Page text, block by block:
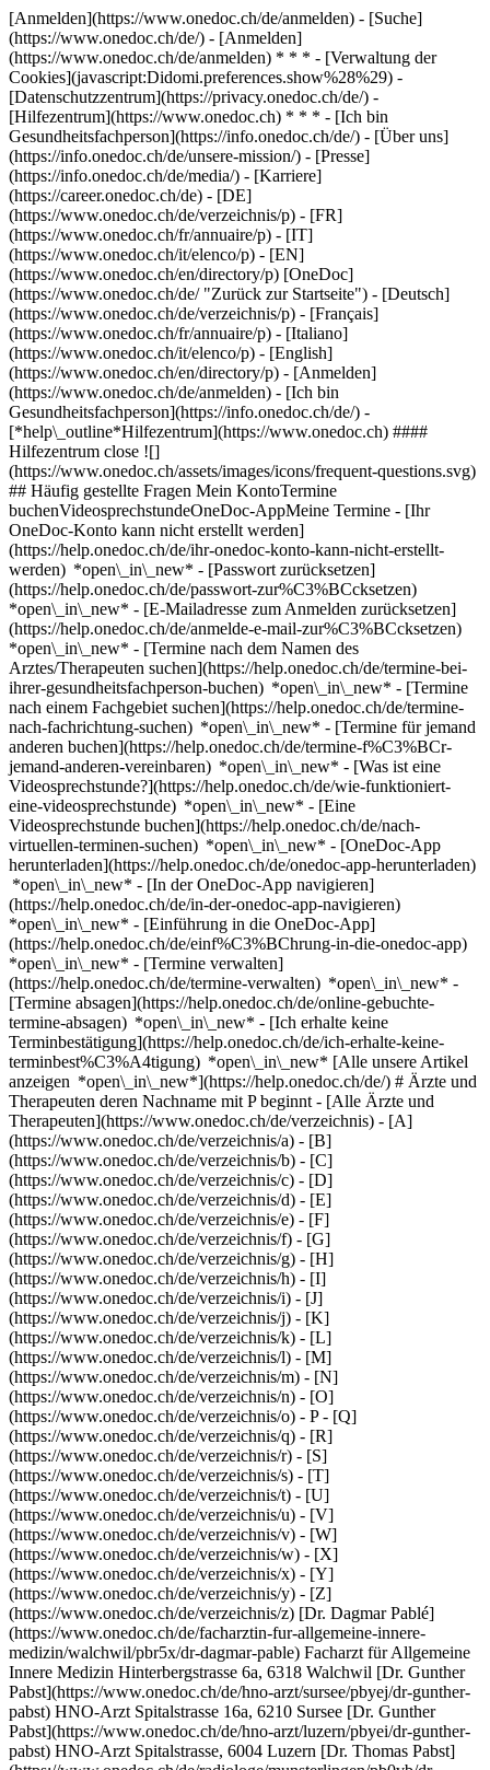
[Anmelden](https://www.onedoc.ch/de/anmelden) - [Suche]
(https://www.onedoc.ch/de/) - [Anmelden]
(https://www.onedoc.ch/de/anmelden) * * * - [Verwaltung der
Cookies](javascript:Didomi.preferences.show%28%29) -
[Datenschutzzentrum](https://privacy.onedoc.ch/de/) -
[Hilfezentrum](https://www.onedoc.ch) * * * - [Ich bin
Gesundheitsfachperson](https://info.onedoc.ch/de/) - [Über uns]
(https://info.onedoc.ch/de/unsere-mission/) - [Presse]
(https://info.onedoc.ch/de/media/) - [Karriere]
(https://career.onedoc.ch/de) - [DE]
(https://www.onedoc.ch/de/verzeichnis/p) - [FR]
(https://www.onedoc.ch/fr/annuaire/p) - [IT]
(https://www.onedoc.ch/it/elenco/p) - [EN]
(https://www.onedoc.ch/en/directory/p) [OneDoc]
(https://www.onedoc.ch/de/ "Zurück zur Startseite") - [Deutsch]
(https://www.onedoc.ch/de/verzeichnis/p) - [Français]
(https://www.onedoc.ch/fr/annuaire/p) - [Italiano]
(https://www.onedoc.ch/it/elenco/p) - [English]
(https://www.onedoc.ch/en/directory/p) - [Anmelden]
(https://www.onedoc.ch/de/anmelden) - [Ich bin
Gesundheitsfachperson](https://info.onedoc.ch/de/) -
[*help\_outline*Hilfezentrum](https://www.onedoc.ch) ####
Hilfezentrum close ![]
(https://www.onedoc.ch/assets/images/icons/frequent-questions.svg)
## Häufig gestellte Fragen Mein KontoTermine
buchenVideosprechstundeOneDoc-AppMeine Termine - [Ihr
OneDoc-Konto kann nicht erstellt werden]
(https://help.onedoc.ch/de/ihr-onedoc-konto-kann-nicht-erstellt-
werden) *open\_in\_new* - [Passwort zurücksetzen]
(https://help.onedoc.ch/de/passwort-zur%C3%BCcksetzen)
*open\_in\_new* - [E-Mailadresse zum Anmelden zurücksetzen]
(https://help.onedoc.ch/de/anmelde-e-mail-zur%C3%BCcksetzen)
*open\_in\_new* - [Termine nach dem Namen des
Arztes/Therapeuten suchen](https://help.onedoc.ch/de/termine-bei-
ihrer-gesundheitsfachperson-buchen) *open\_in\_new* - [Termine
nach einem Fachgebiet suchen](https://help.onedoc.ch/de/termine-
nach-fachrichtung-suchen) *open\_in\_new* - [Termine für jemand
anderen buchen](https://help.onedoc.ch/de/termine-f%C3%BCr-
jemand-anderen-vereinbaren) *open\_in\_new* - [Was ist eine
Videosprechstunde?](https://help.onedoc.ch/de/wie-funktioniert-
eine-videosprechstunde) *open\_in\_new* - [Eine
Videosprechstunde buchen](https://help.onedoc.ch/de/nach-
virtuellen-terminen-suchen) *open\_in\_new* - [OneDoc-App
herunterladen](https://help.onedoc.ch/de/onedoc-app-herunterladen)
*open\_in\_new* - [In der OneDoc-App navigieren]
(https://help.onedoc.ch/de/in-der-onedoc-app-navigieren)
*open\_in\_new* - [Einführung in die OneDoc-App]
(https://help.onedoc.ch/de/einf%C3%BChrung-in-die-onedoc-app)
*open\_in\_new* - [Termine verwalten](https://help.onedoc.ch/de/termine-verwalten) *open\_in\_new* - [Termine absagen](https://help.onedoc.ch/de/online-gebuchte-termine-absagen) *open\_in\_new* - [Ich erhalte keine Terminbestätigung](https://help.onedoc.ch/de/ich-erhalte-keine-terminbest%C3%A4tigung) *open\_in\_new* [Alle unsere Artikel anzeigen *open\_in\_new*](https://help.onedoc.ch/de/) # Ärzte und Therapeuten deren Nachname mit P beginnt - [Alle Ärzte und Therapeuten](https://www.onedoc.ch/de/verzeichnis) - [A](https://www.onedoc.ch/de/verzeichnis/a) - [B](https://www.onedoc.ch/de/verzeichnis/b) - [C](https://www.onedoc.ch/de/verzeichnis/c) - [D](https://www.onedoc.ch/de/verzeichnis/d) - [E](https://www.onedoc.ch/de/verzeichnis/e) - [F](https://www.onedoc.ch/de/verzeichnis/f) - [G](https://www.onedoc.ch/de/verzeichnis/g) - [H](https://www.onedoc.ch/de/verzeichnis/h) - [I](https://www.onedoc.ch/de/verzeichnis/i) - [J](https://www.onedoc.ch/de/verzeichnis/j) - [K](https://www.onedoc.ch/de/verzeichnis/k) - [L](https://www.onedoc.ch/de/verzeichnis/l) - [M](https://www.onedoc.ch/de/verzeichnis/m) - [N](https://www.onedoc.ch/de/verzeichnis/n) - [O](https://www.onedoc.ch/de/verzeichnis/o) - P - [Q](https://www.onedoc.ch/de/verzeichnis/q) - [R](https://www.onedoc.ch/de/verzeichnis/r) - [S](https://www.onedoc.ch/de/verzeichnis/s) - [T](https://www.onedoc.ch/de/verzeichnis/t) - [U](https://www.onedoc.ch/de/verzeichnis/u) - [V](https://www.onedoc.ch/de/verzeichnis/v) - [W](https://www.onedoc.ch/de/verzeichnis/w) - [X](https://www.onedoc.ch/de/verzeichnis/x) - [Y](https://www.onedoc.ch/de/verzeichnis/y) - [Z](https://www.onedoc.ch/de/verzeichnis/z) [Dr. Dagmar Pablé](https://www.onedoc.ch/de/facharztin-fur-allgemeine-innere-medizin/walchwil/pbr5x/dr-dagmar-pable) Facharzt für Allgemeine Innere Medizin Hinterbergstrasse 6a, 6318 Walchwil [Dr. Gunther Pabst](https://www.onedoc.ch/de/hno-arzt/sursee/pbyej/dr-gunther-pabst) HNO-Arzt Spitalstrasse 16a, 6210 Sursee [Dr. Gunther Pabst](https://www.onedoc.ch/de/hno-arzt/luzern/pbyei/dr-gunther-pabst) HNO-Arzt Spitalstrasse, 6004 Luzern [Dr. Thomas Pabst](https://www.onedoc.ch/de/radiologe/munsterlingen/pb0vb/dr-thomas-pabst) Radiologe Spitalcampus 1, 8596 Münsterlingen [Prof. Thomas Niklaus Pabst](https://www.onedoc.ch/de/onkologe/bern/p6ni/prof-thomas-niklaus-pabst) Onkologe Lory-Haus, Freiburgstrasse 41G, 3010 Bern [Dr. Werner Lukas Pabst](https://www.onedoc.ch/de/kinderarzt/zurich/pbmhg/dr-werner-lukas-pabst) Kinderarzt Weinbergstrasse 151, 8006 Zürich [Dr. Catherine Paccaud](https://www.onedoc.ch/de/kinderarztin/moudon/pbgtb/dr-catherine-paccaud) Kinderarzt Rue du Temple 5, 1510 Moudon [Dr. Yan Paccaud](https://www.onedoc.ch/de/kinderarzt/monthey/pbi37/dr-yan-paccaud) Kinderarzt Route du Martoret 29, 1870 Monthey [Dr. Anne Paccaud-Guisan](https://www.onedoc.ch/de/psychiaterin/corseaux/phv4/dr-anne-paccaud-guisan) Psychiater Chemin du Grand-Pin 14, 1802 Corseaux [Dr. Marie-Pascale Paccolat](https://www.onedoc.ch/de/psychiaterin/genf/pbga/dr-marie-pascale-paccolat) Psychiater Rue du Village-Suisse 12, 1205 Genf [Dr. Serge Johannes Pachaud](https://www.onedoc.ch/de/onkologe/arlesheim/pbtmb/dr-serge-johannes-pachaud) Onkologe Pfeffingerweg 1, 4144 Arlesheim [Frau Coralie Pache](https://www.onedoc.ch/de/osteopathin/estavayer-le-lac/pc1gf/coralie-pache) Osteopath Rue du Musée 2, 1470 Estavayer-le-Lac [Dr. François-Camille Pache](https://www.onedoc.ch/de/psychiater/yverdon-les-bains/pibq/dr-francois-camille-pache) Psychiater Avenue des Sports 28, 1400 Yverdon-les-Bains [Frau Rachel Pache](https://www.onedoc.ch/de/masseurin-klassische-massage/genf/pc3dx/rachel-pache) Masseur (klassische Massage) Rue Jean-Robert-Chouet 13, 1202 Genf [Dr. Thierry Pache](https://www.onedoc.ch/de/orthopadischer-chirurg/morges/pbr9l/dr-thierry-pache) Orthopädischer Chirurg Chemin du Crêt 2, 1110 Morges [Dr. Thierry-Daniel Pache](https://www.onedoc.ch/de/gynakologe-frauenarzt-und-geburtshelfer/montreux/pcan7/dr-thierry-daniel-pache) Gynäkologe (Frauenarzt und Geburtshelfer) Rue du Grammont 2, 1815 Montreux [Dr. Thierry-Daniel Pache](https://www.onedoc.ch/de/gynakologe-frauenarzt-und-geburtshelfer/lausanne/pb1wk/dr-thierry-daniel-pache) Gynäkologe (Frauenarzt und Geburtshelfer) Avenue Vinet 30, 1004 Lausanne [Dr. Thierry-Daniel Pache](https://www.onedoc.ch/de/gynakologe-frauenarzt-und-geburtshelfer/lausanne/pb1wj/dr-thierry-daniel-pache) Gynäkologe (Frauenarzt und Geburtshelfer) Avenue Ruchonnet 53, 1003 Lausanne [Frau Verónica Pacheco](https://www.onedoc.ch/de/allergologin-und-immunologin/zurich/pc1m9/veronica-pacheco) Allergologe und Immunologe Thurgauerstrasse 30, 8050 Zürich [Dr. Pascale Pache-Looten](https://www.onedoc.ch/de/facharztin-fur-allgemeine-innere-medizin/treyvaux/p6rm/dr-pascale-pache-looten) Facharzt für Allgemeine Innere Medizin Route d'Arconciel 3, 1733 Treyvaux [Dr. Urban Pachlatko](https://www.onedoc.ch/de/hausarzt-allgemeinmedizin/zurich/pbn85/dr-urban-pachlatko) Hausarzt (Allgemeinmedizin) Bleulerstrasse 80a, 8008 Zürich [Prof. Jana Pachlopnik Schmid](https://www.onedoc.ch/de/allergologin-und-immunologin/zurich/pb2ax/prof-jana-pachlopnik-schmid) Allergologe und Immunologe Steinwiesstrasse 75, 8032 Zürich [Frau Esther Pachmann](https://www.onedoc.ch/de/physiotherapeutin/hurden/pnp0/esther-pachmann) Physiotherapeut Alte Jonastrasse 24, 8640 Hurden [Dr. Joanna Paciorkowska](https://www.onedoc.ch/de/gynakologin-frauenarztin-und-geburtshelferin/st-gallen/pbzfj/dr-joanna-paciorkowska) Gynäkologe (Frauenarzt und Geburtshelfer) Rorschacher Strasse 95, 9007 St. Gallen [Dr. Michaël Packo](https://www.onedoc.ch/de/hausarzt-allgemeinmedizin/lausanne/pbie3/dr-michael-packo) Hausarzt (Allgemeinmedizin) Chemin de Champ-Soleil 11, 1012 Lausanne [Dr. Silvio Pacozzi](https://www.onedoc.ch/de/facharzt-fur-allgemeine-innere-medizin/brig/pbi38/dr-silvio-pacozzi) Facharzt für Allgemeine Innere Medizin Belalpstrasse 10, 3900 Brig [Dr. Alexia Padayachy](https://www.onedoc.ch/de/facharztin-fur-allgemeine-innere-medizin/plan-les-ouates/pckz1/dr-alexia-padayachy) Facharzt für Allgemeine Innere Medizin Chemin du Pré-du-Camp 4, 1228 Plan-les-Ouates [Dr. Bethany Padden](https://www.onedoc.ch/de/kinderarztin/affoltern-am-albis/pbjke/dr-bethany-padden) Kinderarzt Mühlebergstrasse 104, 8910 Affoltern am Albis [Dr. Miklos Padel](https://www.onedoc.ch/de/gynakologe-frauenarzt-und-geburtshelfer/st-gallen/pbdwf/dr-miklos-padel) Gynäkologe (Frauenarzt und Geburtshelfer) Brauerstrasse 95, 9016 St. Gallen [Dr. Philipp Padel](https://www.onedoc.ch/de/physikalischer-und-rehabilitationsmediziner/luzern/pba05/dr-philipp-padel) Physikalischer und Rehabilitationsmediziner Zentralstrasse 1, 6003 Luzern [Dr. Philipp Padel](https://www.onedoc.ch/de/physikalischer-und-rehabilitationsmediziner/luzern/pba06/dr-philipp-padel) Physikalischer und Rehabilitationsmediziner Sankt-Anna-Strasse 32, 6006 Luzern [Dr. Christian Martin Padevit](https://www.onedoc.ch/de/urologe/winterthur/pb3f7/dr-christian-martin-padevit) Urologe Brauerstrasse 15, 8400 Winterthur [Frau Veronica Padilla](https://www.onedoc.ch/de/podologin/bern/pcrmz/veronica-padilla) Podologe Thunstrasse 24, 3005 Bern [Dr. Daniela Padrón-Fragnière](https://www.onedoc.ch/de/gynakologin-frauenarztin-und-geburtshelferin/conthey/pcvlk/dr-daniela-padron-fragniere) Gynäkologe (Frauenarzt und Geburtshelfer) Rue du Collège 30, 1964 Conthey [Dr. Hanspeter Padrutt](https://www.onedoc.ch/de/psychiater/zurich/pbmhi/dr-hanspeter-padrutt) Psychiater Klosbachstrasse 73, 8032 Zürich [Dr. Ania Padrutt-Germann](https://www.onedoc.ch/de/psychiaterin/zurich/pbjkf/dr-ania-padrutt-germann) Psychiater Klosbachstrasse 73, 8032 Zürich [Dr. Christina Padua](https://www.onedoc.ch/de/chiropraktorin/zurich/pc3r3/dr-christina-padua) Chiropraktor Birmensdorferstrasse 1, 8004 Zürich [Dr. Frank Paech](https://www.onedoc.ch/de/chirurg/schaffhausen/pcw75/dr-frank-paech) Chirurg Mühlentalsträsschen 11, 8200 Schaffhausen [Dr. Frank Paech](https://www.onedoc.ch/de/chirurg/zurich/pcw77/dr-frank-paech) Chirurg Bellerivestrasse 3, 8008 Zürich [Dr. Susanne Paech](https://www.onedoc.ch/de/physiotherapeutin/schaffhausen/pcw76/dr-susanne-paech) Physiotherapeut Mühlentalsträsschen 11, 8200 Schaffhausen [Prof. Dr. med. Daniela Paepke](https://www.onedoc.ch/de/gynakologin-frauenarztin-und-geburtshelferin/zurich/pc1b4/prof-dr-med-daniela-paepke) Gynäkologe (Frauenarzt und Geburtshelfer) Kreuzbühlstrasse 1, 8008 Zürich [Frau Yasmine Paez](https://www.onedoc.ch/de/podologin/blonay/pb7ga/yasmine-paez) Podologe Route du Village 14, 1807 Blonay [Dr. Davide Pagani](https://www.onedoc.ch/de/facharzt-fur-allgemeine-innere-medizin/brissago/pb0hp/dr-davide-pagani) Facharzt für Allgemeine Innere Medizin Via Crodolo 18, 6614 Brissago [Dr. Jean-Luc Pagani](https://www.onedoc.ch/de/intensivmediziner/lausanne/pb1wl/dr-jean-luc-pagani) Intensivmediziner Rue du Bugnon 46, 1011 Lausanne [Dr. Roberto Pagani](https://www.onedoc.ch/de/psychiater/solduno/pb0hq/dr-roberto-pagani) Psychiater Via Serafino Balestra 7, 6600 Solduno [Dr. Simona Pagani](https://www.onedoc.ch/de/kinderarztin/kusnacht/pbjkh/dr-simona-pagani) Kinderarzt Untere Dorfstrasse 2, 8700 Küsnacht [Dr. François Pagano](https://www.onedoc.ch/de/orthopadischer-chirurg/morges/p81g/dr-francois-pagano) Orthopädischer Chirurg Avenue des Pâquis 34, 1110 Morges [Dr. François Pagano](https://www.onedoc.ch/de/orthopadischer-chirurg/genf/p81j/dr-francois-pagano) Orthopädischer Chirurg Avenue de Beau-Séjour 6, 1206 Genf [Dr. François Pagano](https://www.onedoc.ch/de/orthopadischer-chirurg/genf/p81h/dr-francois-pagano) Orthopädischer Chirurg Avenue de Beau-Séjour 6, 1206 Genf [Dr. François Pagano](https://www.onedoc.ch/de/orthopadischer-chirurg/lausanne/pbxdt/dr-francois-pagano) Orthopädischer Chirurg Avenue d'Ouchy 31, 1006 Lausanne [Frau Monica Pagano